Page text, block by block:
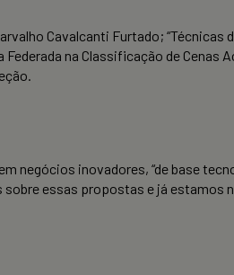
Cavalcanti Furtado;
na Classificação de
negócios inovadores, “de base
essas propostas e já estamos